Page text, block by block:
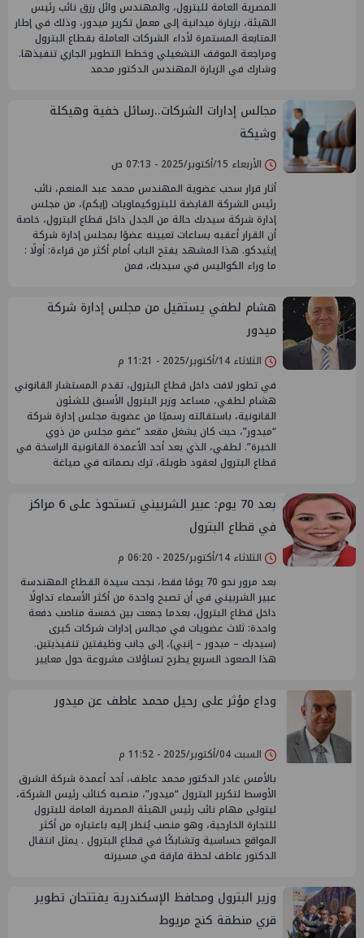
المصرية العامة للبترول، والمهندس وائل رزق نائب رئيس
الهيئة، بزيارة ميدانية إلى معمل تكرير ميدور، وذلك في إطار
المتابعة المستمرة لأداء الشركات العاملة بقطاع البترول
ومراجعة الموقف التشغيلي وخطط التطوير الجاري تنفيذها.
وشارك في الزيارة المهندس الدكتور محمد
مجالس إدارات الشركات..رسائل خفية وهيكلة
وشيكة
الأربعاء 15/أكتوبر/2025 - 07:13 ص
أثار قرار سحب عضوية المهندس محمد عبد المنعم، نائب
رئيس الشركة القابضة للبتروكيماويات (إيكم)، من مجلس
إدارة شركة سيدبك حالة من الجدل داخل قطاع البترول، خاصة
أن القرار أعقبه بساعات تعيينه عضوًا بمجلس إدارة شركة
إيثيدكو. هذا المشهد يفتح الباب أمام أكثر من قراءة: أولًا :
ما وراء الكواليس في سيدبك، فمن
هشام لطفي يستقيل من مجلس إدارة شركة
ميدور
الثلاثاء 14/أكتوبر/2025 - 11:21 م
في تطور لافت داخل قطاع البترول، تقدم المستشار القانوني
هشام لطفي، مساعد وزير البترول الأسبق للشئون
القانونية، باستقالته رسميًا من عضوية مجلس إدارة شركة
“ميدور”، حيث كان يشغل مقعد “عضو مجلس من ذوي
الخبرة”. لطفي، الذي يعد أحد الأعمدة القانونية الراسخة في
قطاع البترول لعقود طويلة، ترك بصماته في صياغة
بعد 70 يوم: عبير الشربيني تستحوذ على 6 مراكز
في قطاع البترول
الثلاثاء 14/أكتوبر/2025 - 06:20 م
بعد مرور نحو 70 يومًا فقط، نجحت سيدة القطاع المهندسة
عبير الشربيني في أن تصبح واحدة من أكثر الأسماء تداولًا
داخل قطاع البترول، بعدما جمعت بين خمسة مناصب دفعة
واحدة: ثلاث عضويات في مجالس إدارات شركات كبرى
(سيدبك – ميدور – إنبي)، إلى جانب وظيفتين تنفيذيتين.
هذا الصعود السريع يطرح تساؤلات مشروعة حول معايير
وداع مؤثر على رحيل محمد عاطف عن ميدور
السبت 04/أكتوبر/2025 - 11:52 م
بالأمس غادر الدكتور محمد عاطف، أحد أعمدة شركة الشرق
الأوسط لتكرير البترول “ميدور”، منصبه كنائب رئيس الشركة،
ليتولى مهام نائب رئيس الهيئة المصرية العامة للبترول
للتجارة الخارجية، وهو منصب يُنظر إليه باعتباره من أكثر
المواقع حساسية وتشابكًا في قطاع البترول . يمثل انتقال
الدكتور عاطف لحظة فارقة في مسيرته
وزير البترول ومحافظ الإسكندرية يفتتحان تطوير
قري منطقة كنج مريوط